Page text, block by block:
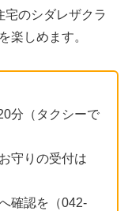
宅のシダレザクラ
楽しめます。
分（タクシーで
守りの受付は
確認を（042-